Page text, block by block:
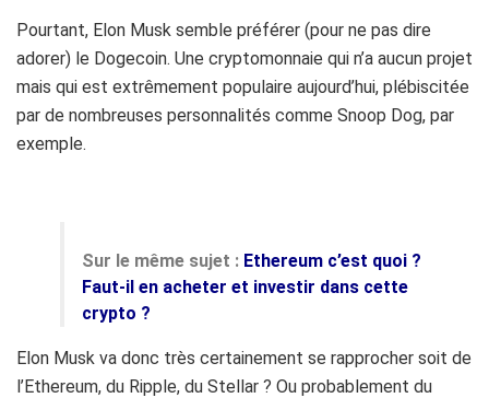
Pourtant, Elon Musk semble préférer (pour ne pas dire
adorer) le Dogecoin. Une cryptomonnaie qui n’a aucun projet
mais qui est extrêmement populaire aujourd’hui, plébiscitée
par de nombreuses personnalités comme Snoop Dog, par
exemple.
Sur le même sujet : Ethereum c’est quoi ?
Faut-il en acheter et investir dans cette
crypto ?
Elon Musk va donc très certainement se rapprocher soit de
l’Ethereum, du Ripple, du Stellar ? Ou probablement du